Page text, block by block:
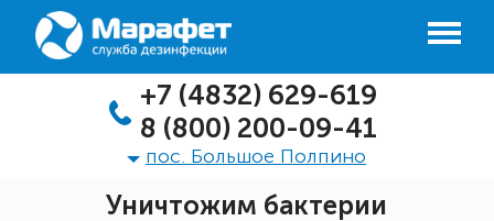
+7 (4832) 629-619
8 (800) 200-09-41
пос. Большое Полпино
Уничтожим бактерии